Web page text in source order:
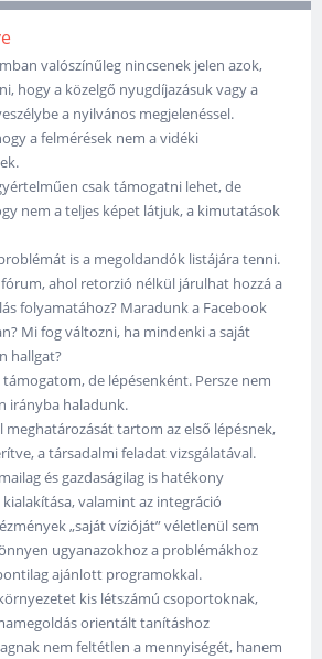
valószínűleg nincsenek jelen azok,
hogy a közelgő nyugdíjazásuk vagy a
a nyilvános megjelenéssel.
a felmérések nem a vidéki
csak támogatni lehet, de
nem a teljes képet látjuk, a kimutatások
is a megoldandók listájára tenni.
fórum, ahol retorzió nélkül járulhat hozzá a
folyamatához? Maradunk a Facebook
Mi fog változni, ha mindenki a saját
hallgat?
de lépésenként. Persze nem
irányba haladunk.
meghatározását tartom az első lépésnek,
a társadalmi feladat vizsgálatával.
és gazdaságilag is hatékony
valamint az integráció
„saját vízióját” véletlenül sem
ugyanazokhoz a problémákhoz
ajánlott programokkal.
kis létszámú csoportoknak,
orientált tanításhoz
nem feltétlen a mennyiségét, hanem